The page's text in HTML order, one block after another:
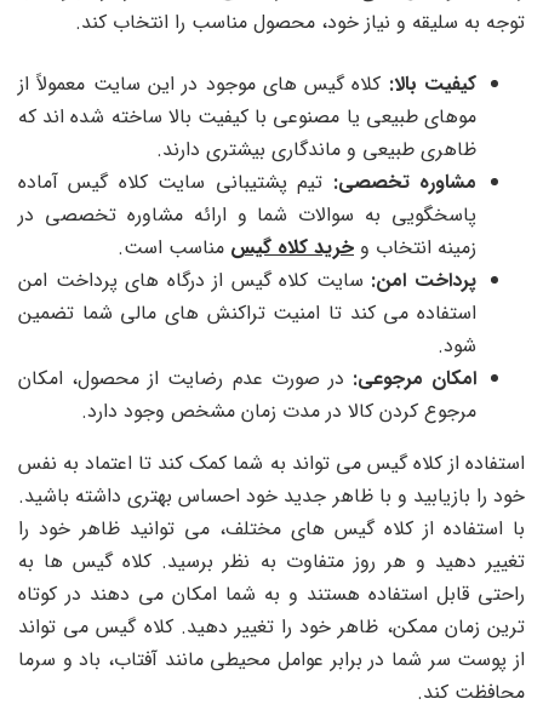
توجه به سلیقه و نیاز خود، محصول مناسب را انتخاب کند.
کیفیت بالا: کلاه گیس های موجود در این سایت معمولاً از
موهای طبیعی یا مصنوعی با کیفیت بالا ساخته شده اند که
ظاهری طبیعی و ماندگاری بیشتری دارند.
مشاوره تخصصی: تیم پشتیبانی سایت کلاه گیس آماده
پاسخگویی به سوالات شما و ارائه مشاوره تخصصی در
زمینه انتخاب و خرید کلاه گیس مناسب است.
پرداخت امن: سایت کلاه گیس از درگاه های پرداخت امن
استفاده می کند تا امنیت تراکنش های مالی شما تضمین
شود.
امکان مرجوعی: در صورت عدم رضایت از محصول، امکان
مرجوع کردن کالا در مدت زمان مشخص وجود دارد.
استفاده از کلاه گیس می تواند به شما کمک کند تا اعتماد به نفس
خود را بازیابید و با ظاهر جدید خود احساس بهتری داشته باشید.
با استفاده از کلاه گیس های مختلف، می توانید ظاهر خود را
تغییر دهید و هر روز متفاوت به نظر برسید. کلاه گیس ها به
راحتی قابل استفاده هستند و به شما امکان می دهند در کوتاه
ترین زمان ممکن، ظاهر خود را تغییر دهید. کلاه گیس می تواند
از پوست سر شما در برابر عوامل محیطی مانند آفتاب، باد و سرما
محافظت کند.